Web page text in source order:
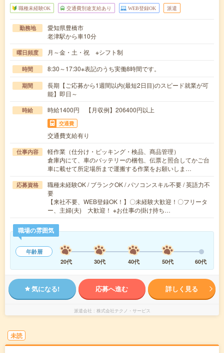
職種未経験OK 交通費別途支給あり WEB登録OK 派遣
勤務地
愛知県豊橋市
老津駅から車10分
曜日頻度 月～金・土・祝 ※シフト制
時間 8:30～17:30※表記のうち実働8時間です。
期間
長期【ご応募から1週間以内(最短2日目)のスピード就業が可
能】即日～
時給 時給1400円 【月収例】206400円以上
交通費
交通費支給有り
仕事内容
軽作業（仕分け・ピッキング・検品、商品管理）
倉庫内にて、車のバッテリーの梱包、伝票と照合してかご台
車に載せて所定場所まで運搬する作業をお願いしま…
応募資格
職種未経験OK / ブランクOK / パソコンスキル不要 / 英語力不
要
【来社不要、WEB登録OK！】〇未経験大歓迎！〇フリータ
ー、主婦(夫) 大歓迎！ ※お仕事の掛け持ち…
職場の雰囲気
年齢層
20代
30代 40代 50代 60代
気になる! 応募へ進む 詳しく見る
派遣会社 株式会社テクノ・サービス
未読